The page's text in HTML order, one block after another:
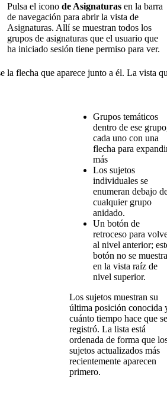
Pulsa el icono de Asignaturas en la barra
de navegación para abrir la vista de
Asignaturas. Allí se muestran todos los
grupos de asignaturas que el usuario que
ha iniciado sesión tiene permiso para ver.
la flecha que aparece junto a él. La vista
Grupos temáticos
dentro de ese grupo
cada uno con una
flecha para
más
Los sujetos
individuales se
enumeran debajo
cualquier grupo
anidado.
Un botón de
retroceso para
al nivel anterior;
botón no se muestra
en la vista raíz de
nivel superior.
Los sujetos muestran su
última posición conocida
cuánto tiempo hace que se
registró. La lista está
ordenada de forma que
sujetos actualizados más
recientemente aparecen
primero.